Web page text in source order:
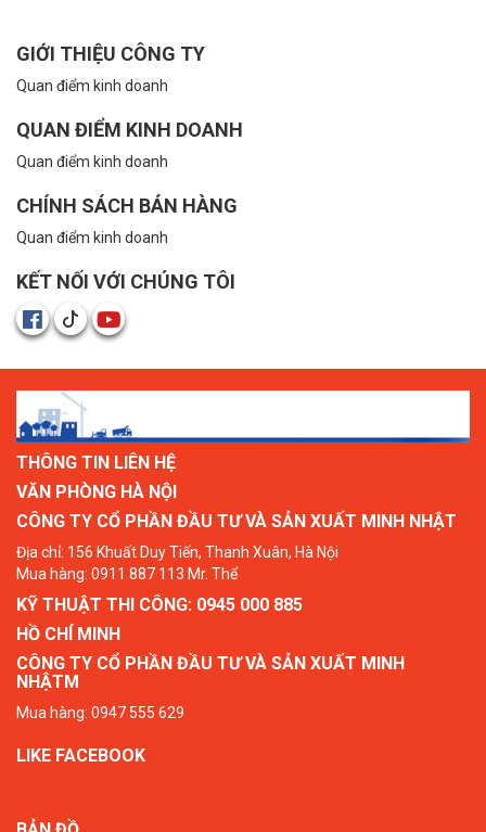
GIỚI THIỆU CÔNG TY
Quan điểm kinh doanh
QUAN ĐIỂM KINH DOANH
Quan điểm kinh doanh
CHÍNH SÁCH BÁN HÀNG
Quan điểm kinh doanh
KẾT NỐI VỚI CHÚNG TÔI
THÔNG TIN LIÊN HỆ
VĂN PHÒNG HÀ NỘI
CÔNG TY CỔ PHẦN ĐẦU TƯ VÀ SẢN XUẤT MINH NHẬT
Địa chỉ: 156 Khuất Duy Tiến, Thanh Xuân, Hà Nội
Mua hàng: 0911 887 113 Mr. Thể
KỸ THUẬT THI CÔNG: 0945 000 885
HỒ CHÍ MINH
CÔNG TY CỔ PHẦN ĐẦU TƯ VÀ SẢN XUẤT MINH
NHẬTM
Mua hàng: 0947 555 629
LIKE FACEBOOK